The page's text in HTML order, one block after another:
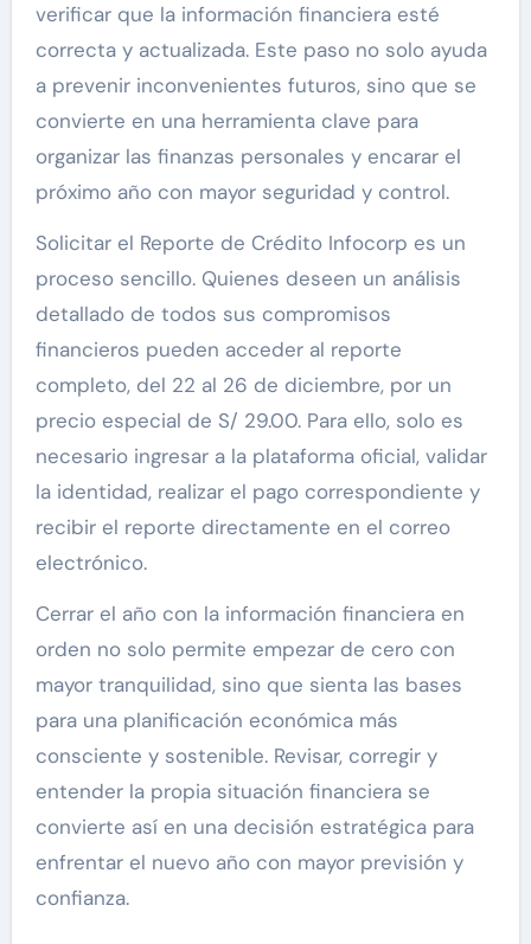
verificar que la información financiera esté
correcta y actualizada. Este paso no solo ayuda
a prevenir inconvenientes futuros, sino que se
convierte en una herramienta clave para
organizar las finanzas personales y encarar el
próximo año con mayor seguridad y control.
Solicitar el Reporte de Crédito Infocorp es un
proceso sencillo. Quienes deseen un análisis
detallado de todos sus compromisos
financieros pueden acceder al reporte
completo, del 22 al 26 de diciembre, por un
precio especial de S/ 29.00. Para ello, solo es
necesario ingresar a la plataforma oficial, validar
la identidad, realizar el pago correspondiente y
recibir el reporte directamente en el correo
electrónico.
Cerrar el año con la información financiera en
orden no solo permite empezar de cero con
mayor tranquilidad, sino que sienta las bases
para una planificación económica más
consciente y sostenible. Revisar, corregir y
entender la propia situación financiera se
convierte así en una decisión estratégica para
enfrentar el nuevo año con mayor previsión y
confianza.